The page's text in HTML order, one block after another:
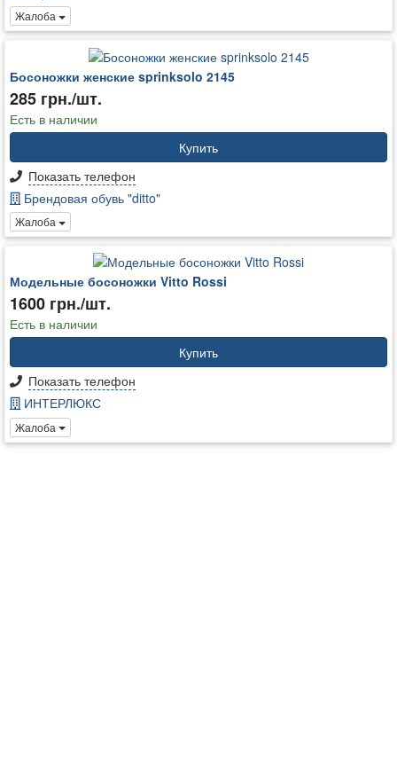
Жалоба
Босоножки женские sprinksolo 2145
285 грн./шт.
Есть в наличии
Купить
Показать телефон
Брендовая обувь "ditto"
Жалоба
Модельные босоножки Vitto Rossi
1600 грн./шт.
Есть в наличии
Купить
Показать телефон
ИНТЕРЛЮКС
Жалоба